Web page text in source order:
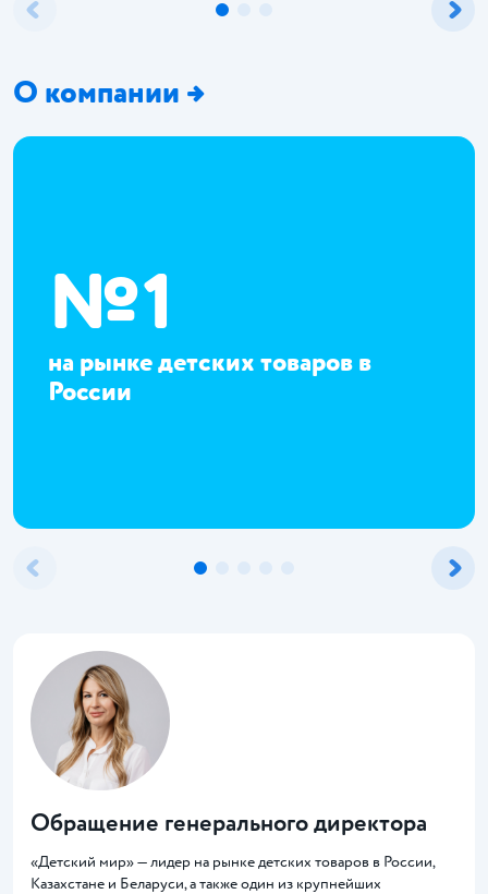
О компании →
№1
на рынке детских товаров в
России
Обращение генерального директора
«Детский мир» — лидер на рынке детских товаров в России,
Казахстане и Беларуси, а также один из крупнейших